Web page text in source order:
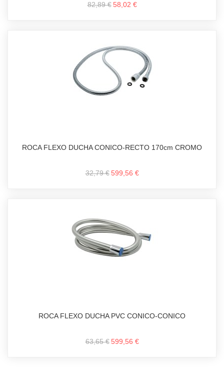
82,89 € 58,02 €
ROCA FLEXO DUCHA CONICO-RECTO 170cm CROMO
32,79 € 599,56 €
ROCA FLEXO DUCHA PVC CONICO-CONICO
63,65 € 599,56 €